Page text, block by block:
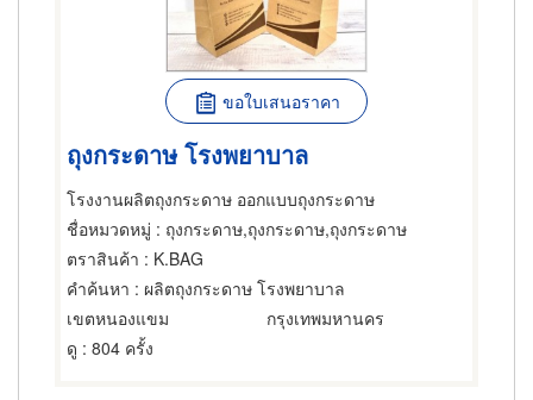
ขอใบเสนอราคา
ถุงกระดาษ โรงพยาบาล
โรงงานผลิตถุงกระดาษ ออกแบบถุงกระดาษ
ชื่อหมวดหมู่ : ถุงกระดาษ,ถุงกระดาษ,ถุงกระดาษ
ตราสินค้า : K.BAG
คำค้นหา : ผลิตถุงกระดาษ โรงพยาบาล
เขตหนองแขม
กรุงเทพมหานคร
ดู : 804 ครั้ง